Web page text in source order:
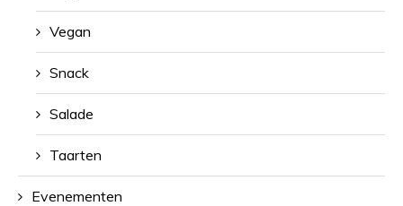
Vegan
Snack
Salade
Taarten
Evenementen